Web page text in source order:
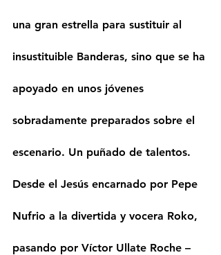
una gran estrella para sustituir al
insustituible Banderas, sino que se ha
apoyado en unos jóvenes
sobradamente preparados sobre el
escenario. Un puñado de talentos.
Desde el Jesús encarnado por Pepe
Nufrio a la divertida y vocera Roko,
pasando por Víctor Ullate Roche –